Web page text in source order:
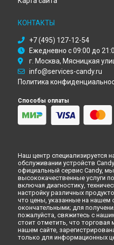
Ремонт микроволновой печи
Ремонт микроволновой печи
Ремонт микроволновой печи
Ульяновске
Ремонт микроволновой печи
Ремонт микроволновой печи
Оренбурге
Ремонт микроволновой печи
Ремонт микроволновой печи
Новокузнецке
Ремонт микроволновой печи
Ремонт микроволновой печи
Набережных Челнах
Ремонт микроволновой печи
КОНТАКТЫ
+7 (495) 127-12-54
Ежедневно с 09:00 до
г. Москва, Мясницкая
info@services-candy.ru
Политика
Способы оплаты
Наш центр специализируется
обслуживании устройств
официальный сервис Candy,
высококачественные услуги
включая диагностику,
настройку различных
что цены, указанные на нашем
окончательными; для
пожалуйста, свяжитесь с
стоит отметить, что торговая
нашем сайте,
только для информационных